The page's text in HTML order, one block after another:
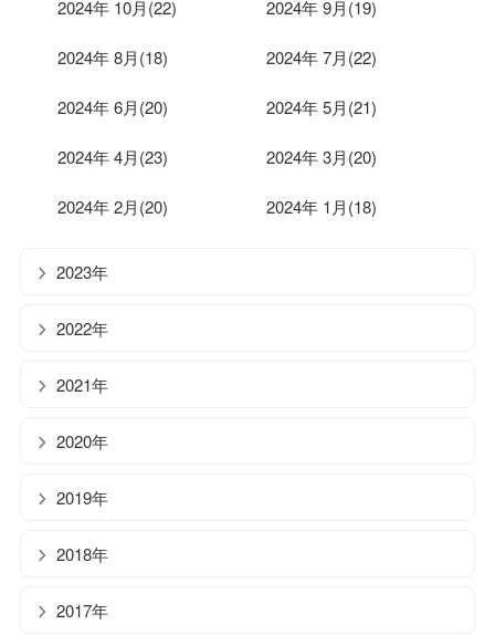
2024年 10月(22) 2024年 9月(19)
2024年 8月(18) 2024年 7月(22)
2024年 6月(20) 2024年 5月(21)
2024年 4月(23) 2024年 3月(20)
2024年 2月(20) 2024年 1月(18)
2023年
2022年
2021年
2020年
2019年
2018年
2017年